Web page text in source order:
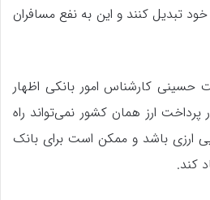
خود تبدیل کنند و این به نفع مسافران
کارشناس امور بانکی اظهار
ارز همان کشور نمی‌تواند راه
ارزی باشد و ممکن است برای بانک
کند.